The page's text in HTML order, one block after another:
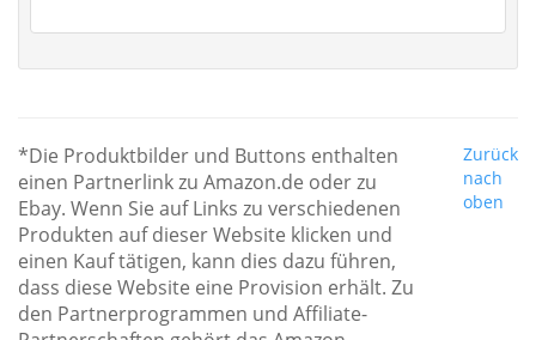
*Die Produktbilder und Buttons enthalten
einen Partnerlink zu Amazon.de oder zu
Ebay. Wenn Sie auf Links zu verschiedenen
Produkten auf dieser Website klicken und
einen Kauf tätigen, kann dies dazu führen,
dass diese Website eine Provision erhält. Zu
den Partnerprogrammen und Affiliate-
Zurück
nach
oben